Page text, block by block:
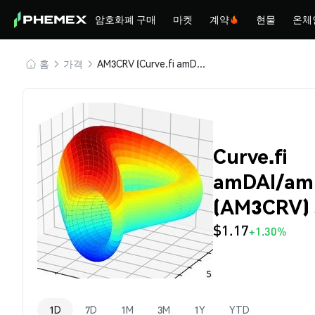
암호화폐 구매 마켓 계약 현물 온체
홈 가격 AM3CRV (Curve.fi amDAI/amUSDC/amUSDT)
Curve.fi
amDAI/
(AM3CRV)
$1.17+1.30%
1D 7D 1M 3M 1Y YTD